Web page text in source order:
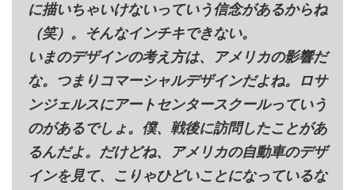
に描いちゃいけないっていう信念があるからね
（笑）。そんなインチキできない。
いまのデザインの考え方は、アメリカの影響だ
な。つまりコマーシャルデザインだよね。ロサ
ンジェルスにアートセンタースクールっていう
のがあるでしょ。僕、戦後に訪問したことがあ
るんだよ。だけどね、アメリカの自動車のデザ
インを見て、こりゃひどいことになっているな